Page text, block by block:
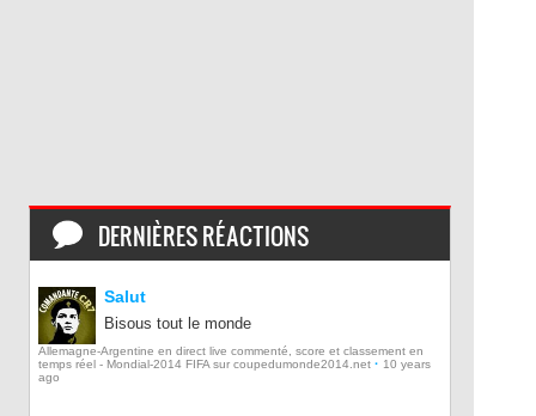
DERNIÈRES RÉACTIONS
Salut
Bisous tout le monde
Allemagne-Argentine en direct live commenté, score et classement en
temps réel - Mondial-2014 FIFA sur coupedumonde2014.net · 10 years
ago